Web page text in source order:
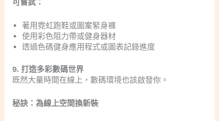
可嘗試：
著用霓虹跑鞋或圖案緊身褲
使用彩色阻力帶或健身器材
透過色碼健身應用程式或圖表記錄進度
9. 打造多彩數碼世界
既然大量時間在線上，數碼環境也該啟發你。
秘訣：為線上空間換新裝